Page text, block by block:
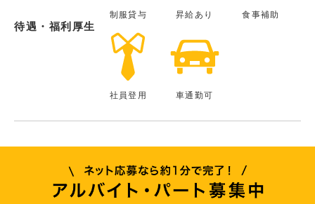
待遇・福利厚生
制服貸与 昇給あり 食事補助
社員登用 車通勤可